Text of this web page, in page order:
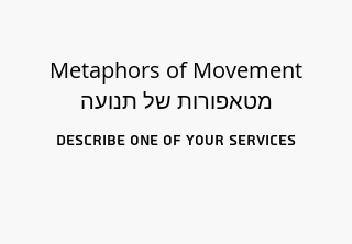
Metaphors of Movement
מטאפורות של תנועה
Describe one of your services